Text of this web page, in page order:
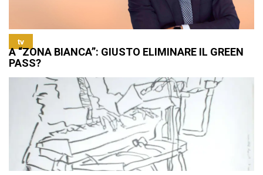
tv
A “ZONA BIANCA”: GIUSTO ELIMINARE IL GREEN
PASS?